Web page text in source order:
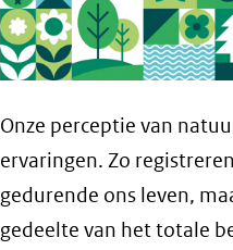
Onze perceptie van
ervaringen. Zo
gedurende ons leven,
gedeelte van het totale